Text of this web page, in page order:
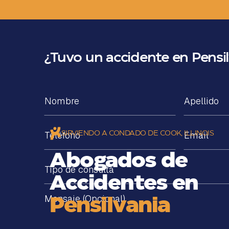
SIRVIENDO A CONDADO DE COOK, ILLINOIS
Abogados de
Accidentes en
Pensilvania
¿Tuvo un accidente en